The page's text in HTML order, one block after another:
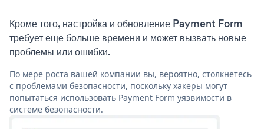
Кроме того, настройка и обновление Payment Form
требует еще больше времени и может вызвать новые
проблемы или ошибки.
По мере роста вашей компании вы, вероятно, столкнетесь
с проблемами безопасности, поскольку хакеры могут
попытаться использовать Payment Form уязвимости в
системе безопасности.